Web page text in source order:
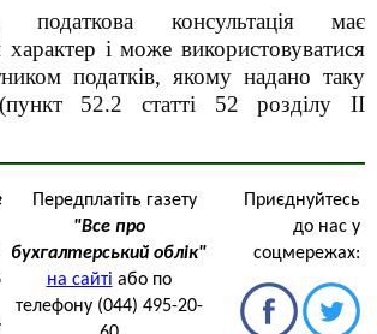
податкова консультація має
характер і може використовуватися
податків, якому надано таку
(пункт 52.2 статті 52розділу II
Передплатіть газету
"Все про
бухгалтерський облік"
на сайті або по
телефону (044) 495-20-
Приєднуйтесь
до нас у
соцмережах: